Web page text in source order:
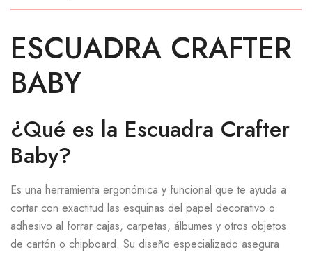
ESCUADRA CRAFTER
BABY
¿Qué es la Escuadra Crafter
Baby?
Es una herramienta ergonómica y funcional que te ayuda a
cortar con exactitud las esquinas del papel decorativo o
adhesivo al forrar cajas, carpetas, álbumes y otros objetos
de cartón o chipboard. Su diseño especializado asegura